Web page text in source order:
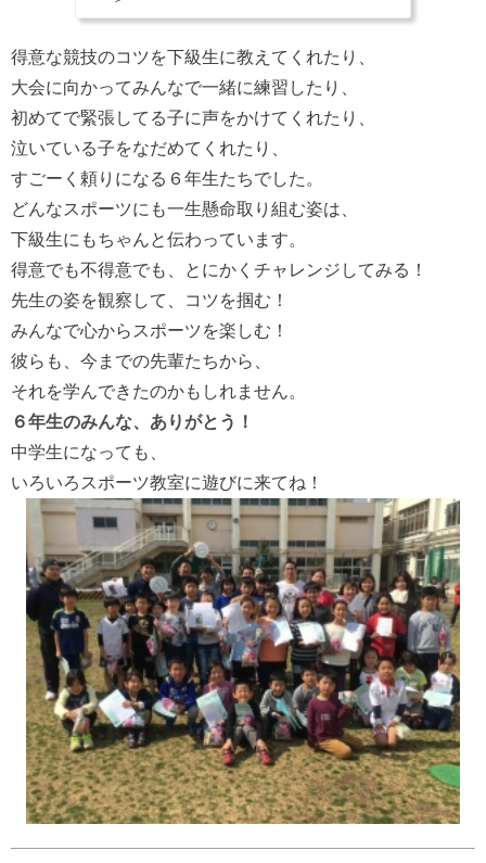
得意な競技のコツを下級生に教えてくれたり、
大会に向かってみんなで一緒に練習したり、
初めてで緊張してる子に声をかけてくれたり、
泣いている子をなだめてくれたり、
すごーく頼りになる６年生たちでした。
どんなスポーツにも一生懸命取り組む姿は、
下級生にもちゃんと伝わっています。
得意でも不得意でも、とにかくチャレンジしてみる！
先生の姿を観察して、コツを掴む！
みんなで心からスポーツを楽しむ！
彼らも、今までの先輩たちから、
それを学んできたのかもしれません。
６年生のみんな、ありがとう！
中学生になっても、
いろいろスポーツ教室に遊びに来てね！